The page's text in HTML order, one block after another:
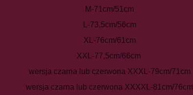
M-71cm/51cm
L-73,5cm/56cm
XL-76cm/61cm
XXL-77,5cm/66cm
wersja czarna lub czerwona XXXL-79cm/71cm
wersja czarna lub czerwona XXXXL-81cm/76cm